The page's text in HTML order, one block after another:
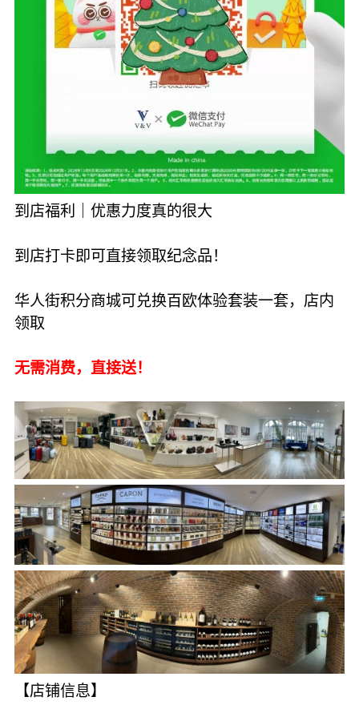
到店福利｜优惠力度真的很大
到店打卡即可直接领取纪念品！
华人街积分商城可兑换百欧体验套装一套，店内
领取
无需消费，直接送！
【店铺信息】